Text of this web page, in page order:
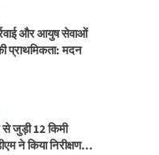
और आयुष सेवाओं
प्राथमिकता: मदन
से जुड़ी 12 किमी
ने किया निरीक्षण…